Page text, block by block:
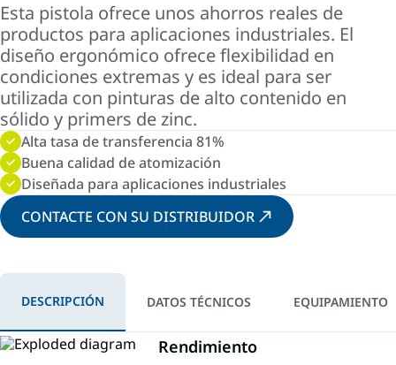
Esta pistola ofrece unos ahorros reales de
productos para aplicaciones industriales. El
diseño ergonómico ofrece flexibilidad en
condiciones extremas y es ideal para ser
utilizada con pinturas de alto contenido en
sólido y primers de zinc.
Alta tasa de transferencia 81%
Buena calidad de atomización
Diseñada para aplicaciones industriales
CONTACTE CON SU DISTRIBUIDOR
DESCRIPCIÓN DATOS TÉCNICOS EQUIPAMIENTO
Rendimiento